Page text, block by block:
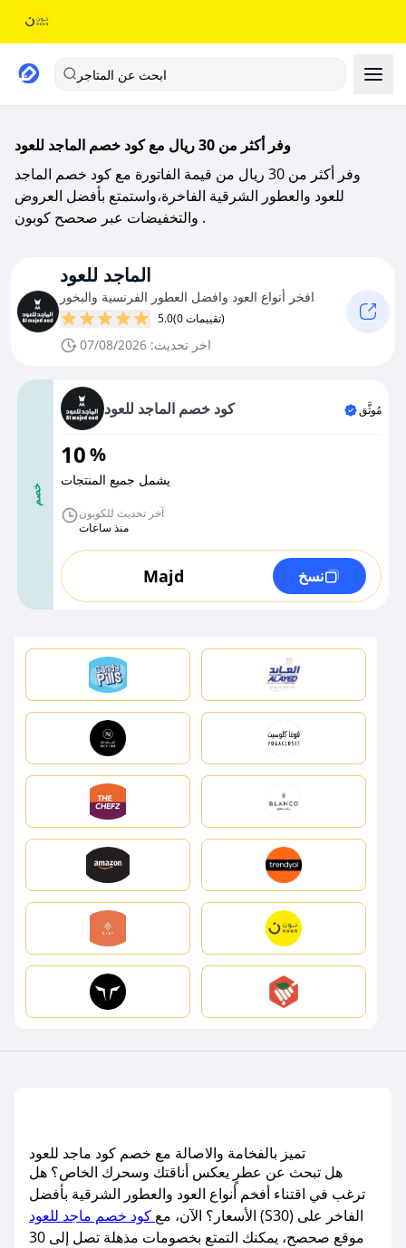
ابحث عن المتاجر
وفر أكثر من 30 ريال مع كود خصم الماجد للعود
وفر أكثر من 30 ريال من قيمة الفاتورة مع كود خصم الماجد
للعود والعطور الشرقية الفاخرة،واستمتع بأفضل العروض
والتخفيضات عبر صحصح كوبون .
الماجد للعود
افخر أنواع العود وافضل العطور الفرنسية والبخور
5.0 (0 تقييمات)
اخر تحديث: 07/08/2026
خصم
كود خصم الماجد للعود مُوثَّق
10%
يشمل جميع المنتجات
آخر تحديث للكوبون
منذ ساعات
Majd نسخ
تميز بالفخامة والاصالة مع خصم كود ماجد للعود
هل تبحث عن عطرٍ يعكس أناقتك وسحرك الخاص؟ هل
ترغب في اقتناء أفخم أنواع العود والعطور الشرقية بأفضل
الأسعار؟ الآن، مع كود خصم ماجد للعود
(S30) الفاخر على
موقع صحصح، يمكنك التمتع بخصومات مذهلة تصل إلى 30